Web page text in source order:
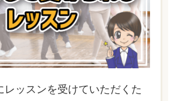
レッスンを受けていただくた